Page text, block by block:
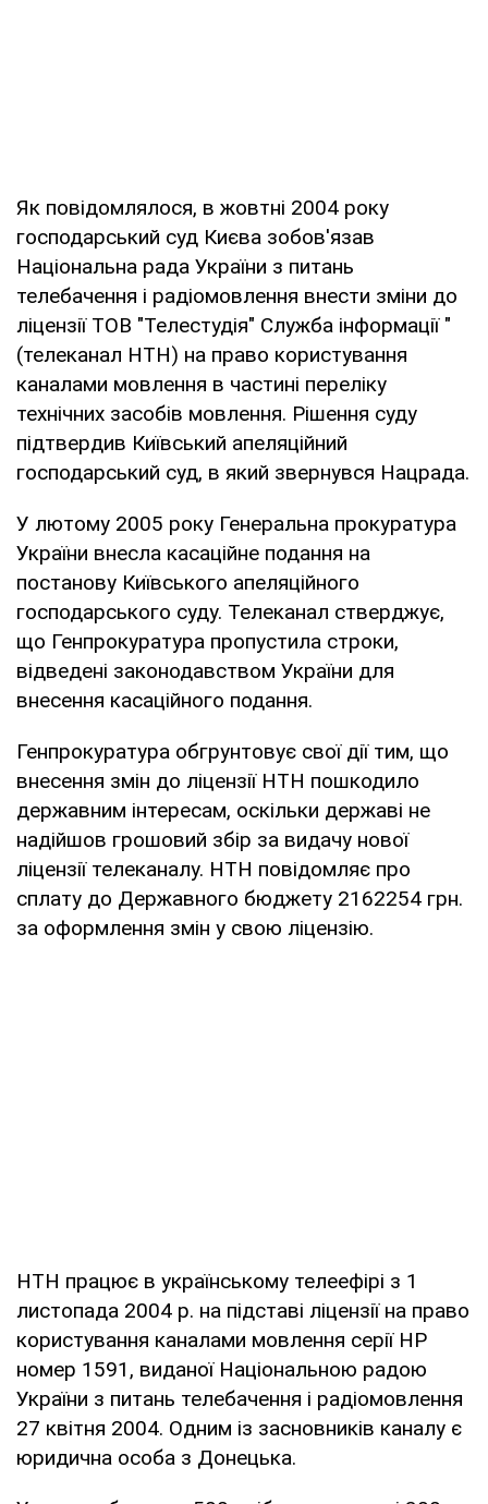
Як повідомлялося, в жовтні 2004 року
господарський суд Києва зобов'язав
Національна рада України з питань
телебачення і радіомовлення внести зміни до
ліцензії ТОВ "Телестудія" Служба інформації "
(телеканал НТН) на право користування
каналами мовлення в частині переліку
технічних засобів мовлення. Рішення суду
підтвердив Київський апеляційний
господарський суд, в який звернувся Нацрада.
У лютому 2005 року Генеральна прокуратура
України внесла касаційне подання на
постанову Київського апеляційного
господарського суду. Телеканал стверджує,
що Генпрокуратура пропустила строки,
відведені законодавством України для
внесення касаційного подання.
Генпрокуратура обгрунтовує свої дії тим, що
внесення змін до ліцензії НТН пошкодило
державним інтересам, оскільки державі не
надійшов грошовий збір за видачу нової
ліцензії телеканалу. НТН повідомляє про
сплату до Державного бюджету 2162254 грн.
за оформлення змін у свою ліцензію.
НТН працює в українському телеефірі з 1
листопада 2004 р. на підставі ліцензії на право
користування каналами мовлення серії НР
номер 1591, виданої Національною радою
України з питань телебачення і радіомовлення
27 квітня 2004. Одним із засновників каналу є
юридична особа з Донецька.